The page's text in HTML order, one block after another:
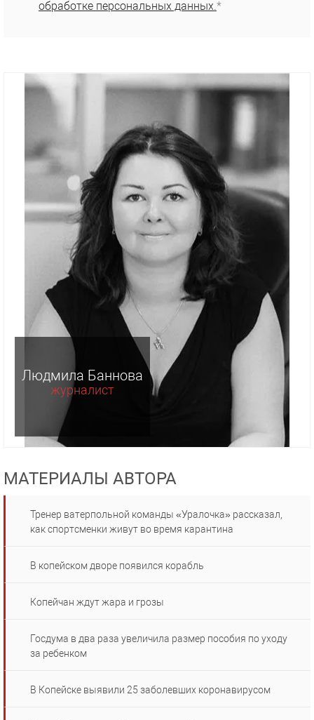
обработке персональных данных.*
Людмила Баннова
журналист
МАТЕРИАЛЫ АВТОРА
Тренер ватерпольной команды «Уралочка» рассказал,
как спортсменки живут во время карантина
В копейском дворе появился корабль
Копейчан ждут жара и грозы
Госдума в два раза увеличила размер пособия по уходу
за ребенком
В Копейске выявили 25 заболевших коронавирусом